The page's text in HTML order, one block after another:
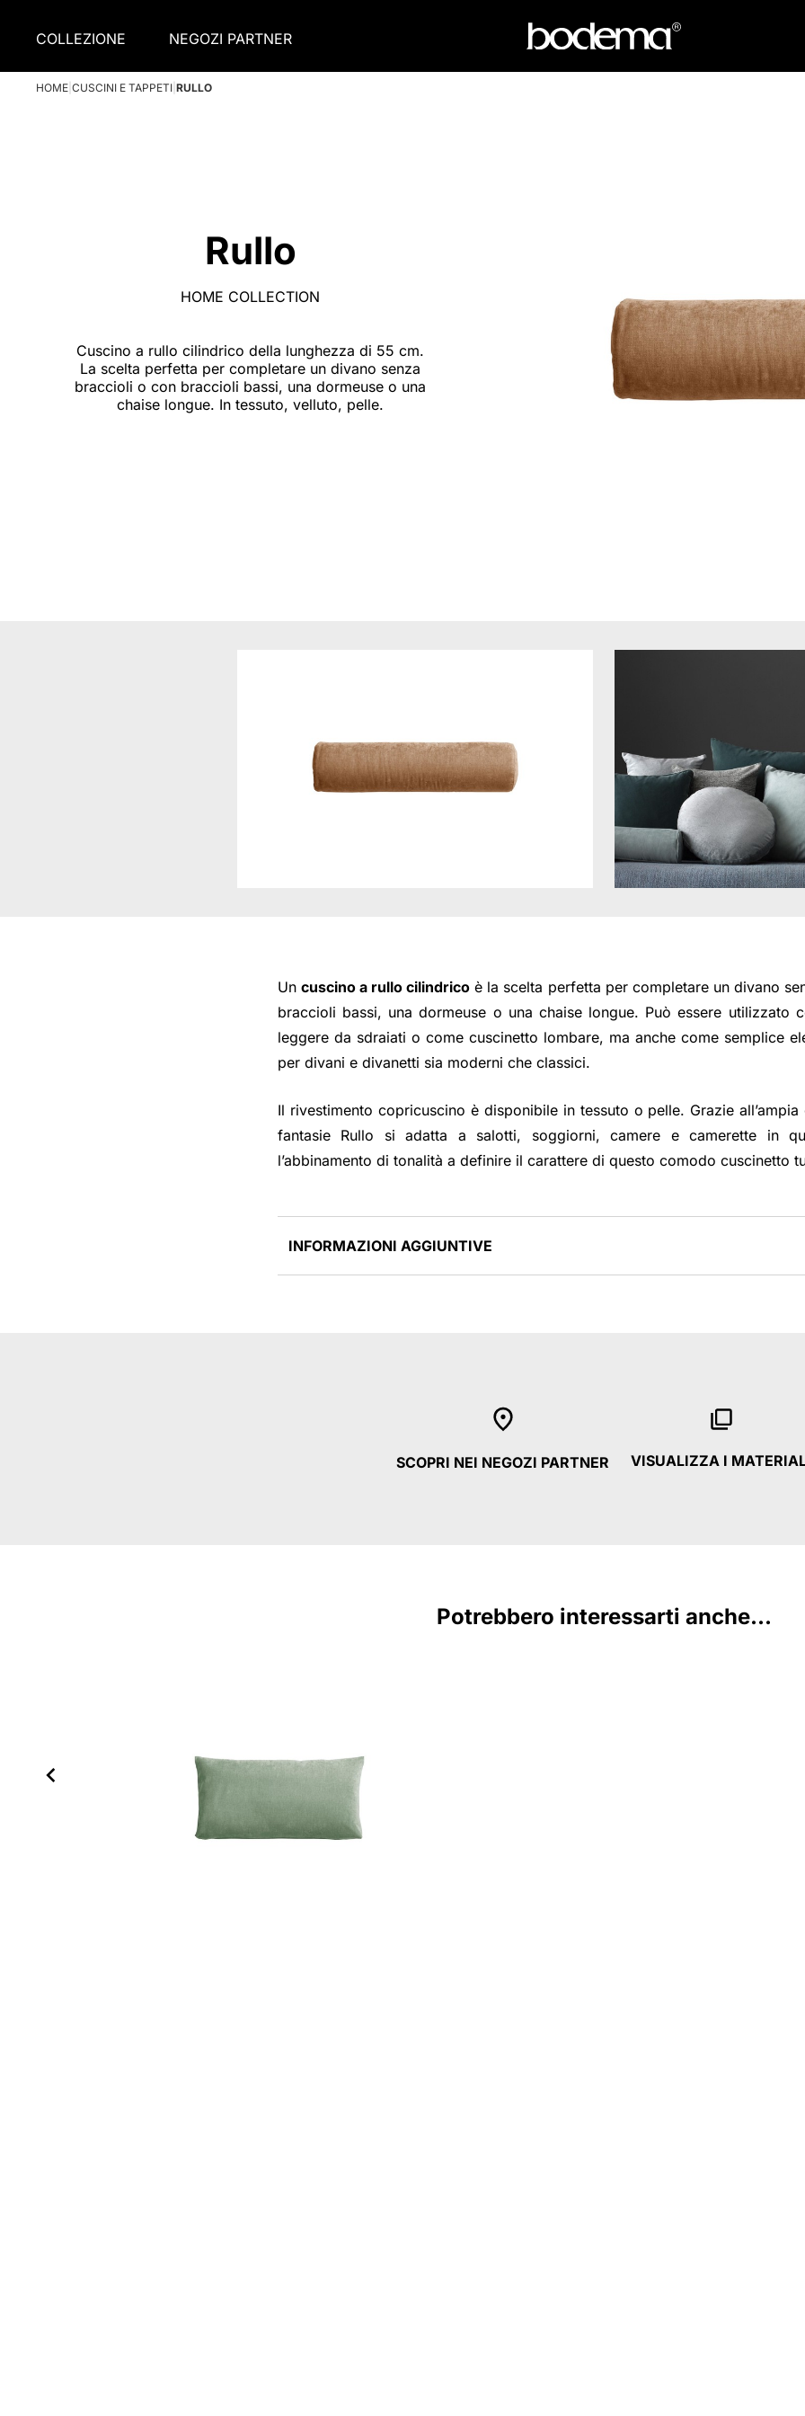
COLLEZIONE NEGOZI PARTNER
HOME CUSCINI E TAPPETI RULLO
Rullo
HOME COLLECTION
Cuscino a rullo cilindrico della lunghezza di 55 cm.
La scelta perfetta per completare un divano senza
braccioli o con braccioli bassi, una dormeuse o una
chaise longue. In tessuto, velluto, pelle.
Un cuscino a rullo cilindrico è la scelta perfetta per completare un divano
braccioli bassi, una dormeuse o una chaise longue. Può essere utilizzato
leggere da sdraiati o come cuscinetto lombare, ma anche come semplice
per divani e divanetti sia moderni che classici.
Il rivestimento copricuscino è disponibile in tessuto o pelle. Grazie
fantasie Rullo si adatta a salotti, soggiorni, camere e camerette in
l’abbinamento di tonalità a definire il carattere di questo comodo cuscinetto
INFORMAZIONI AGGIUNTIVE
SCOPRI NEI NEGOZI PARTNER VISUALIZZA I
Potrebbero interessarti anche...